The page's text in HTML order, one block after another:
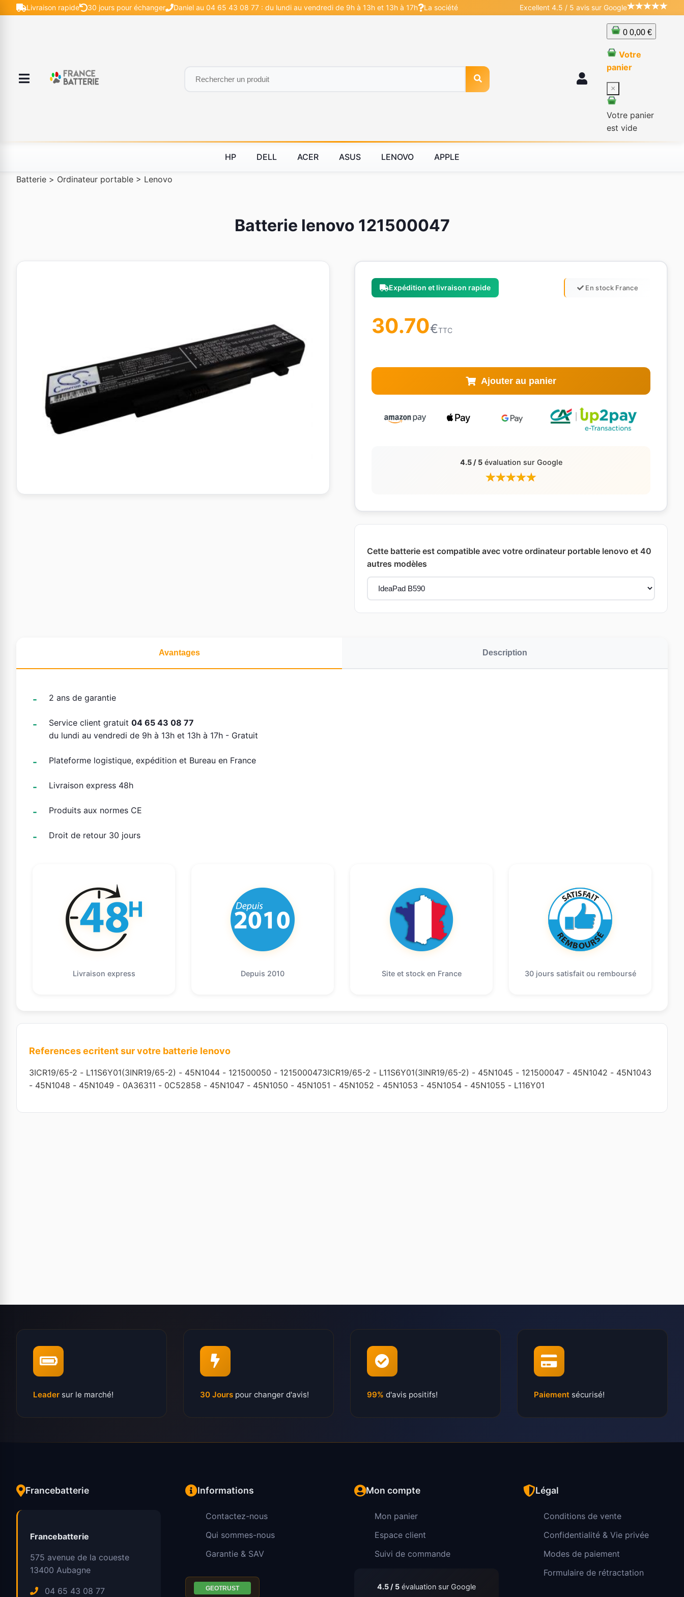
Livraison rapide 30 jours pour échanger Daniel au 04 65 43 08 77 : du lundi au vendredi de 9h à 13h et 13h à 17h La société Excellent 4.5 / 5 avis sur Google
0 0,00 €
Votre
panier
×
Votre panier
est vide
HP DELL ACER ASUS LENOVO APPLE
Batterie > Ordinateur portable > Lenovo
Batterie lenovo 121500047
Expédition et livraison rapide En stock France
30.70€TTC
Ajouter au panier
4.5 / 5évaluation sur Google
Cette batterie est compatible avec votre ordinateur portable lenovo et 40
autres modèles
Avantages Description
2 ans de garantie
Service client gratuit 04 65 43 08 77
du lundi au vendredi de 9h à 13h et 13h à 17h - Gratuit
Plateforme logistique, expédition et Bureau en France
Livraison express 48h
Produits aux normes CE
Droit de retour 30 jours
Livraison express Depuis 2010 Site et stock en France 30 jours satisfait ou remboursé
References ecritent sur votre batterie lenovo
3ICR19/65-2 - L11S6Y01(3INR19/65-2) - 45N1044 - 121500050 - 1215000473ICR19/65-2 - L11S6Y01(3INR19/65-2) - 45N1045 - 121500047 - 45N1042 - 45N1043
- 45N1048 - 45N1049 - 0A36311 - 0C52858 - 45N1047 - 45N1050 - 45N1051 - 45N1052 - 45N1053 - 45N1054 - 45N1055 - L116Y01
Leader sur le marché! 30 Jours pour changer d'avis! 99% d'avis positifs! Paiement sécurisé!
Francebatterie
Francebatterie
575 avenue de la coueste
13400 Aubagne
04 65 43 08 77
Informations
Contactez-nous
Qui sommes-nous
Garantie & SAV
Mon compte
Mon panier
Espace client
Suivi de commande
4.5 / 5 évaluation sur Google
Légal
Conditions de vente
Confidentialité & Vie privée
Modes de paiement
Formulaire de rétractation